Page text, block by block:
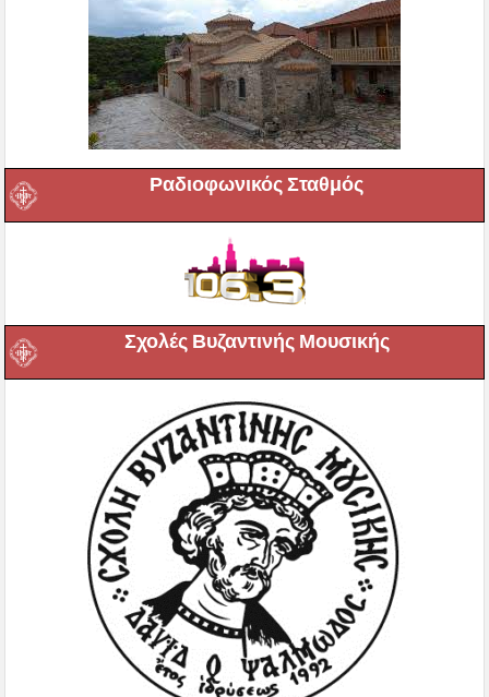
Ραδιοφωνικός Σταθμός
Σχολές Βυζαντινής Μουσικής